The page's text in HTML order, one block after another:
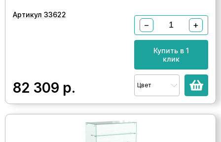
Артикул 33622
82 309 р.
− +
Купить в 1
клик
Цвет